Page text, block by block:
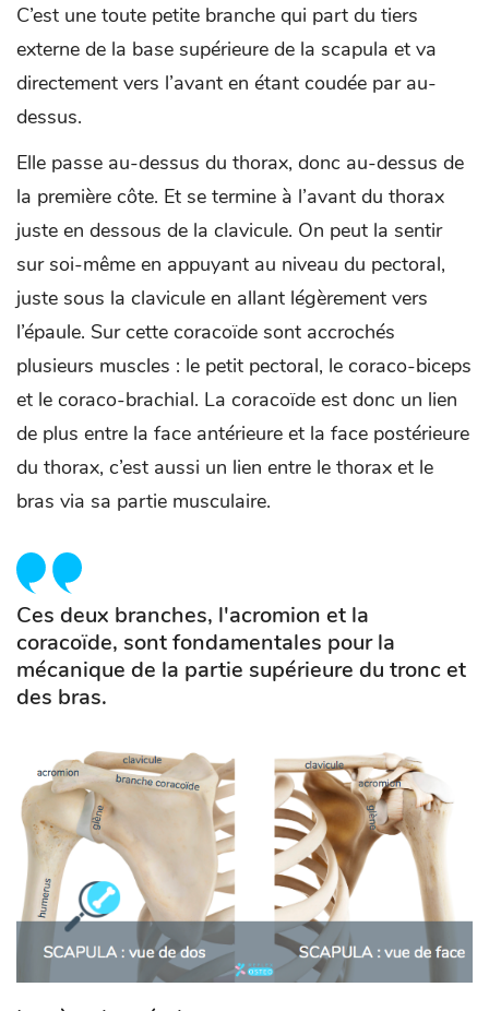
C’est une toute petite branche qui part du tiers
externe de la base supérieure de la scapula et va
directement vers l’avant en étant coudée par au-
dessus.
Elle passe au-dessus du thorax, donc au-dessus de
la première côte. Et se termine à l’avant du thorax
juste en dessous de la clavicule. On peut la sentir
sur soi-même en appuyant au niveau du pectoral,
juste sous la clavicule en allant légèrement vers
l’épaule. Sur cette coracoïde sont accrochés
plusieurs muscles : le petit pectoral, le coraco-biceps
et le coraco-brachial. La coracoïde est donc un lien
de plus entre la face antérieure et la face postérieure
du thorax, c’est aussi un lien entre le thorax et le
bras via sa partie musculaire.
Ces deux branches, l'acromion et la
coracoïde, sont fondamentales pour la
mécanique de la partie supérieure du tronc et
des bras.